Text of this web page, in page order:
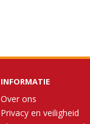
INFORMATIE
Over ons
Privacy en veiligheid